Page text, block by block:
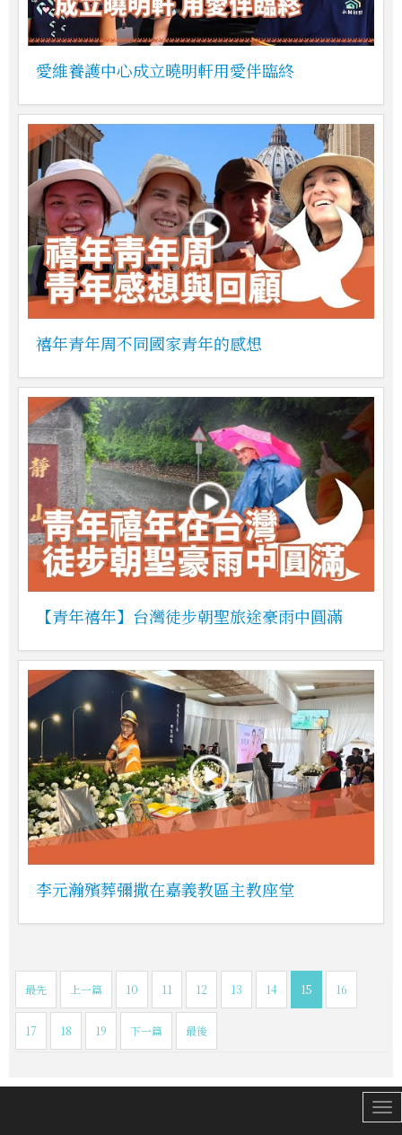
愛維養護中心成立曉明軒用愛伴臨終
禧年青年周不同國家青年的感想
【青年禧年】台灣徒步朝聖旅途豪雨中圓滿
李元瀚殯葬彌撒在嘉義教區主教座堂
最先 上一篇 10 11 12 13 14 15 16
17 18 19 下一篇 最後